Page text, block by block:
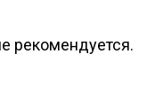
рекомендуется.